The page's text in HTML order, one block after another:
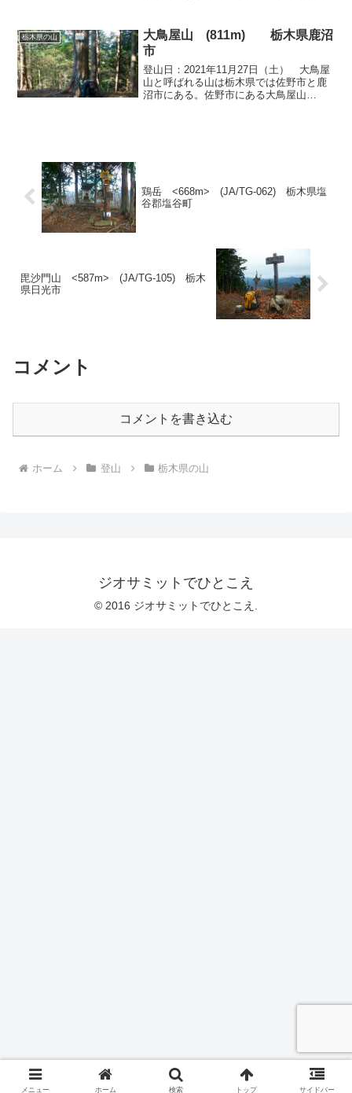
ありそこから登山道になっているので、
不動尊に向かわずにその...
栃木県の山 大鳥屋山 (811m)
栃木県鹿沼
市
登山日：2021年11月27日（土） 大鳥屋
山と呼ばれる山は栃木県では佐野市と鹿
沼市にある。佐野市にある大鳥屋山
鶏岳 <668m> (JA/TG-062) 栃木県塩
谷郡塩谷町
毘沙門山 <587m> (JA/TG-105) 栃木
県日光市
コメント
コメントを書き込む
ホーム 登山 栃木県の山
ジオサミットでひとこえ
© 2016 ジオサミットでひとこえ.
メニュー ホーム 検索 トップ サイドバー